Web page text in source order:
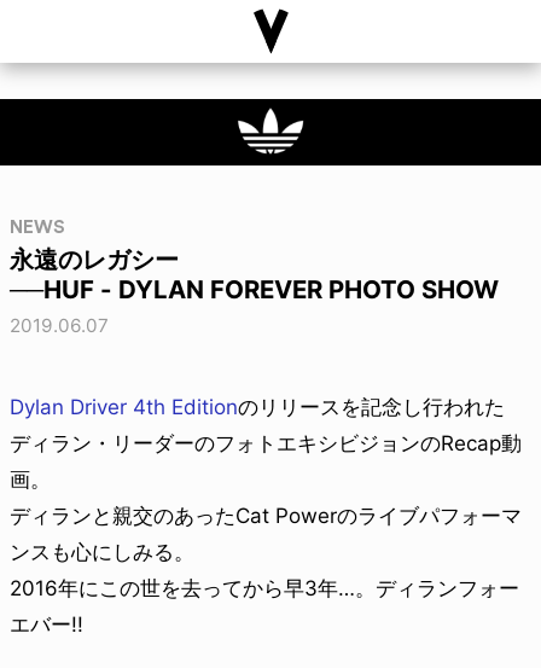
NEWS
永遠のレガシー
──HUF - DYLAN FOREVER PHOTO SHOW
2019.06.07
Dylan Driver 4th Editionのリリースを記念し行われた
ディラン・リーダーのフォトエキシビジョンのRecap動
画。
ディランと親交のあったCat Powerのライブパフォーマ
ンスも心にしみる。
2016年にこの世を去ってから早3年…。ディランフォー
エバー!!